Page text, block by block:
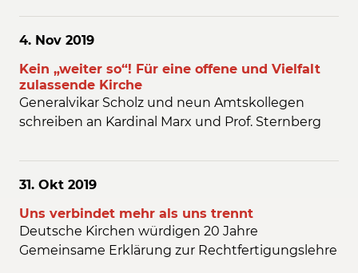
4. Nov 2019
Kein „weiter so“! Für eine offene und Vielfalt
zulassende Kirche
Generalvikar Scholz und neun Amtskollegen
schreiben an Kardinal Marx und Prof. Sternberg
31. Okt 2019
Uns verbindet mehr als uns trennt
Deutsche Kirchen würdigen 20 Jahre
Gemeinsame Erklärung zur Rechtfertigungslehre